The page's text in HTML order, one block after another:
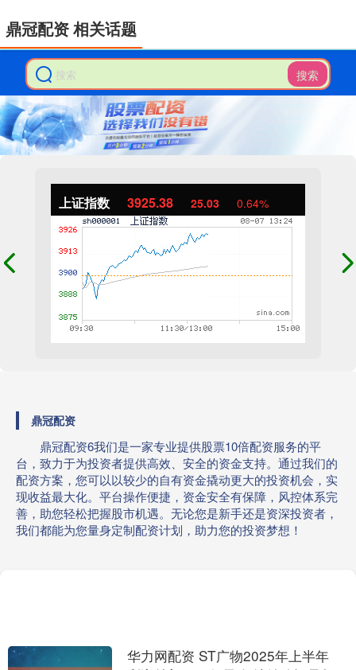
搜索
上证指数 3925.38 25.03 0.64%
鼎冠配资
鼎冠配资6我们是一家专业提供股票10倍配资服务的平
台，致力于为投资者提供高效、安全的资金支持。通过我们的
配资方案，您可以以较少的自有资金撬动更大的投资机会，实
现收益最大化。平台操作便捷，资金安全有保障，风控体系完
善，助您轻松把握股市机遇。无论您是新手还是资深投资者，
我们都能为您量身定制配资计划，助力您的投资梦想！
鼎冠配资 相关话题
华力网配资 ST广物2025年上半年